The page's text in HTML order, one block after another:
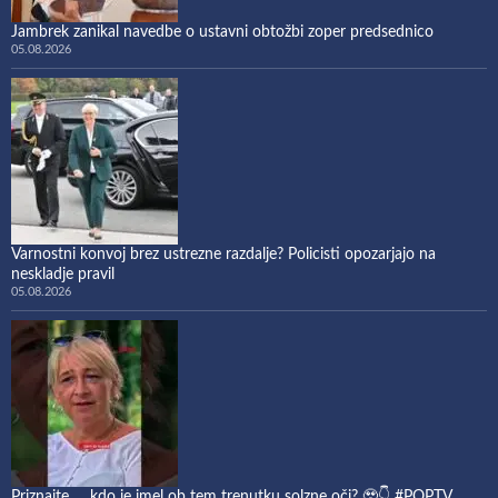
Jambrek zanikal navedbe o ustavni obtožbi zoper predsednico
05.08.2026
Varnostni konvoj brez ustrezne razdalje? Policisti opozarjajo na
neskladje pravil
05.08.2026